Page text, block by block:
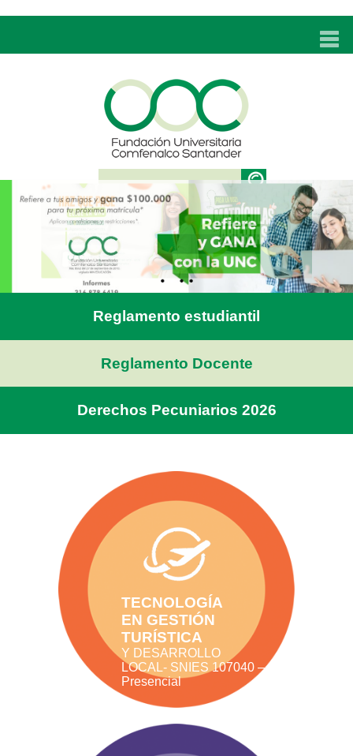
UNC
ADMISIONES
PROGRAMAS
TÉCNICOS LABORALES
BIENESTAR
BIBLIOTECA
EDUCACIÓN CONTINUA
Reglamento estudiantil
Reglamento Docente
Derechos Pecuniarios 2026
TECNOLOGÍA
EN GESTIÓN
TURÍSTICA
Y DESARROLLO
LOCAL- SNIES 107040 –
Presencial